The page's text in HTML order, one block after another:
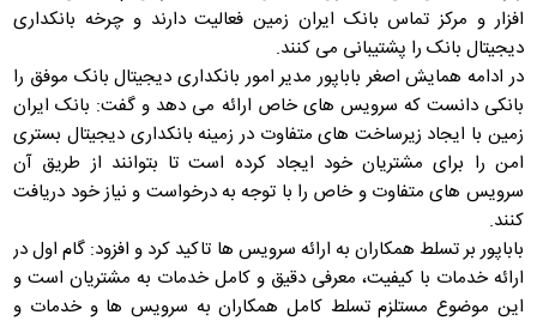
افزار و مرکز تماس بانک ایران زمین فعالیت دارند و چرخه بانکداری
دیجیتال بانک را پشتیبانی می کنند.
در ادامه همایش اصغر باباپور مدیر امور بانکداری دیجیتال بانک موفق را
بانکی دانست که سرویس های خاص ارائه می دهد و گفت: بانک ایران
زمین با ایجاد زیرساخت های متفاوت در زمینه بانکداری دیجیتال بستری
امن را برای مشتریان خود ایجاد کرده است تا بتوانند از طریق آن
سرویس های متفاوت و خاص را با توجه به درخواست و نیاز خود دریافت
کنند.
باباپور بر تسلط همکاران به ارائه سرویس ها تاکید کرد و افزود: گام اول در
ارائه خدمات با کیفیت، معرفی دقیق و کامل خدمات به مشتریان است و
این موضوع مستلزم تسلط کامل همکاران به سرویس ها و خدمات و